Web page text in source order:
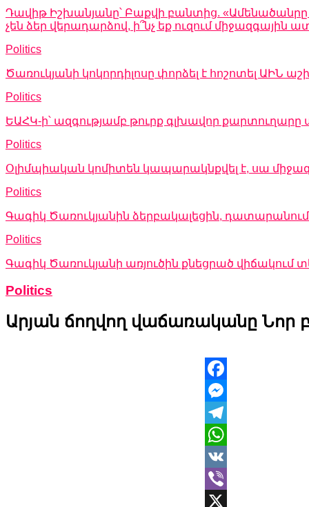
Դավիթ Իշխանյանը՝ Բաքվի բանտից. «Ամենածանրը
չեն ձեր վերադարձով, ի՞նչ եք ուզում
Politics
Ծառուկյանի կոկորդիլոսը փորձել է հոշոտել
Politics
ԵԱՀԿ-ի՝ ազգությամբ թուրք գլխավոր
Politics
Օլիմպիական կոմիտեն կապարակնքվել է, սա
Politics
Գագիկ Ծառուկյանին ձերբակալեցին, դատարանում
Politics
Գագիկ Ծառուկյանի առյուծին քնեցրած
Politics
Արյան ճողվող վաճառականը Նոր
Facebook
Messenger
Telegram
WhatsApp
VK
Viber